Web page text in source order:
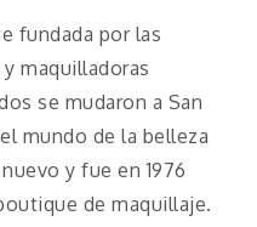
fundada por las
maquilladoras
se mudaron a San
mundo de la belleza
y fue en 1976
de maquillaje.